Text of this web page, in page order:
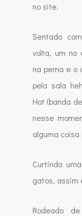
no site.
Sentado
volta, um no
na perna e o
pela sala
Hot (banda
nesse
alguma
Curtindo
gatos, assim
Rodeado